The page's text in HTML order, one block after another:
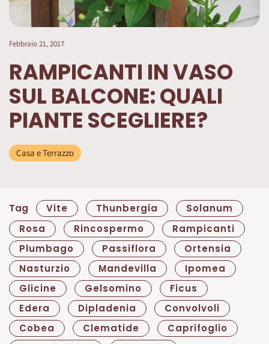
Febbraio 21, 2017
RAMPICANTI IN VASO
SUL BALCONE: QUALI
PIANTE SCEGLIERE?
Casa e Terrazzo
Tag Vite Thunbergia
Solanum
Rosa
Rincospermo
Rampicanti
Plumbago
Passiflora
Ortensia
Nasturzio
Mandevilla
Ipomea
Glicine
Gelsomino
Ficus
Edera
Dipladenia
Convolvoli
Cobea
Clematide
Caprifoglio